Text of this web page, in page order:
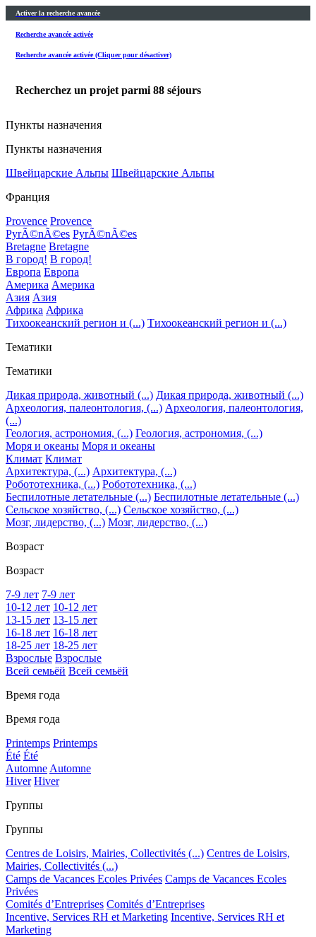
Activer la recherche avancée
Recherche avancée activée
Recherche avancée activée (Cliquer pour désactiver)
Recherchez un projet parmi 88 séjours
Пункты назначения
Пункты назначения
Швейцарские Альпы Швейцарские Альпы
Франция
Provence Provence
PyrÃ©nÃ©es PyrÃ©nÃ©es
Bretagne Bretagne
В город! В город!
Европа Европа
Америка Америка
Азия Азия
Африка Африка
Тихоокеанский регион и (...) Тихоокеанский регион и (...)
Тематики
Тематики
Дикая природа, животный (...) Дикая природа, животный (...)
Археология, палеонтология, (...) Археология, палеонтология,
(...)
Геология, астрономия, (...) Геология, астрономия, (...)
Моря и океаны Моря и океаны
Климат Климат
Архитектура, (...) Архитектура, (...)
Робототехника, (...) Робототехника, (...)
Беспилотные летательные (...) Беспилотные летательные (...)
Сельское хозяйство, (...) Сельское хозяйство, (...)
Мозг, лидерство, (...) Мозг, лидерство, (...)
Возраст
Возраст
7-9 лет 7-9 лет
10-12 лет 10-12 лет
13-15 лет 13-15 лет
16-18 лет 16-18 лет
18-25 лет 18-25 лет
Взрослые Взрослые
Всей семьёй Всей семьёй
Время года
Время года
Printemps Printemps
Été Été
AutomneAutomne
Hiver Hiver
Группы
Группы
Centres de Loisirs, Mairies, Collectivités (...) Centres de Loisirs,
Mairies, Collectivités (...)
Camps de Vacances Ecoles Privées Camps de Vacances Ecoles
Privées
Comités d’Entreprises Comités d’Entreprises
Incentive, Services RH et Marketing Incentive, Services RH et
Marketing